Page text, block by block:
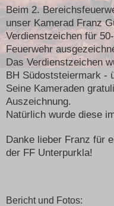
Beim 2.
unser Kamerad Franz
Verdienstzeichen für
Feuerwehr
Das Verdienstzeichen
BH Südoststeiermark -
Seine Kameraden
Auszeichnung.
Natürlich wurde diese
Danke lieber Franz für
der FF Unterpurkla!
Bericht und Fotos: